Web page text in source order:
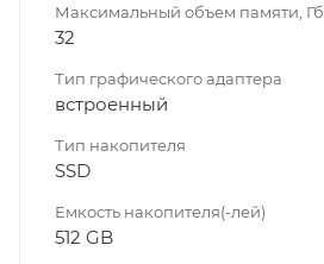
Максимальный объем памяти, Гб
32
Тип графического адаптера
встроенный
Тип накопителя
SSD
Емкость накопителя(-лей)
512 GB